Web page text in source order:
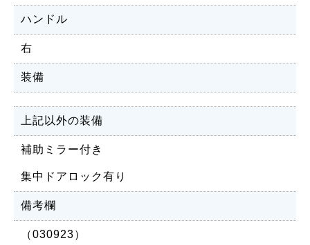
ハンドル
右
装備
上記以外の装備
補助ミラー付き
集中ドアロック有り
備考欄
（030923）